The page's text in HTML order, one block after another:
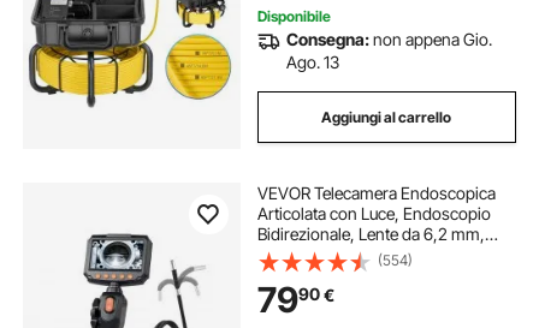
Disponibile
Consegna:non appena Gio.
Ago. 13
Aggiungi al carrello
VEVOR Telecamera Endoscopica
Articolata con Luce, Endoscopio
Bidirezionale, Lente da 6,2 mm,
Schermo IPS da 4,3'', Zoom 8x,
Cavo Flessibile Impermeabile IP67,
per Ispezione Automobilistica e
Idraulica
(554)
7990€